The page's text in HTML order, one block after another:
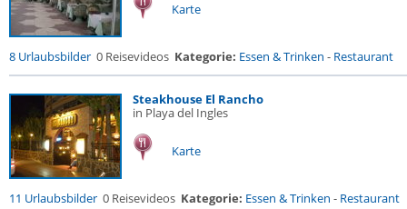
Karte
8 Urlaubsbilder 0 Reisevideos Kategorie: Essen & Trinken - Restaurant
Steakhouse El Rancho
in Playa del Ingles
Karte
11 Urlaubsbilder 0 Reisevideos Kategorie: Essen & Trinken - Restaurant